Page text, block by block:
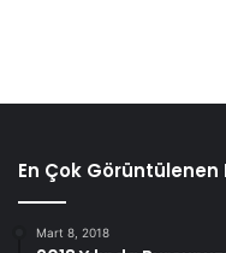
En Çok
Mart 8, 2018